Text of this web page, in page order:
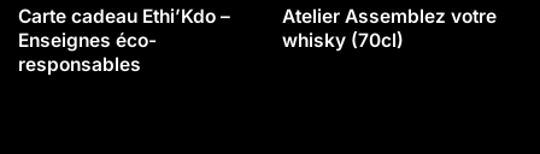
Carte cadeau Ethi’Kdo –
Enseignes éco-
responsables
Atelier Assemblez votre
whisky (70cl)